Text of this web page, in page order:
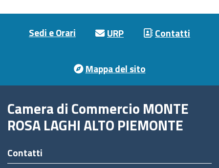
Sedi e Orari URP Contatti
Mappa del sito
Camera di Commercio MONTE
ROSA LAGHI ALTO PIEMONTE
Contatti